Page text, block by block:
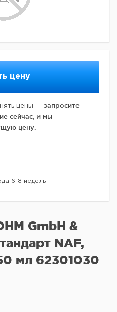
цену
цены — запросите
сейчас, и мы
цену.
6-8 недель
GmbH &
NAF,
мл 62301030